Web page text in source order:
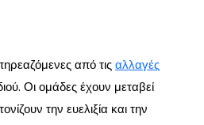
από τιςαλλαγές
Οι ομάδες έχουν μεταβεί
την ευελιξία και την